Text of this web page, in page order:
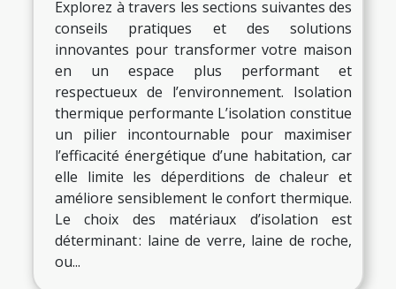
Explorez à travers les sections suivantes des
conseils pratiques et des solutions
innovantes pour transformer votre maison
en un espace plus performant et
respectueux de l’environnement. Isolation
thermique performante L’isolation constitue
un pilier incontournable pour maximiser
l’efficacité énergétique d’une habitation, car
elle limite les déperditions de chaleur et
améliore sensiblement le confort thermique.
Le choix des matériaux d’isolation est
déterminant : laine de verre, laine de roche,
ou...